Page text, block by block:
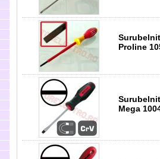
Proline
Surubelnita
Mega